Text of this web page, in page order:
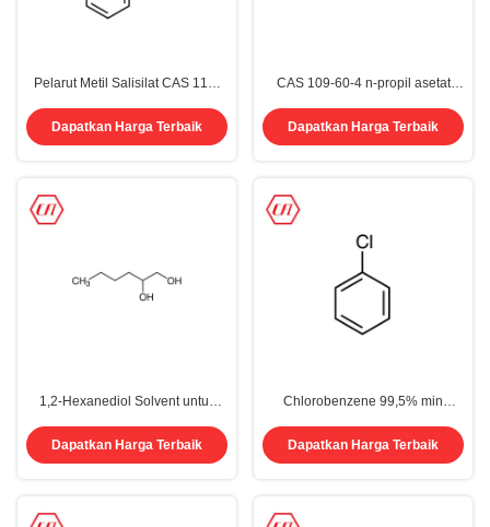
Pelarut Metil Salisilat CAS 119-
Dapatkan Harga Terbaik
CAS 109-60-4 n-propil asetat
Dapatkan Harga Terbaik
1,2-Hexanediol Solvent untuk
Dapatkan Harga Terbaik
Chlorobenzene 99,5% min
108-90-7
Dapatkan Harga Terbaik